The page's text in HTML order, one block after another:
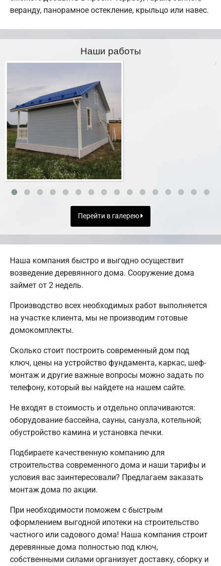
веранду, панорамное остекление, крыльцо или навес.
Наши работы
Перейти в галерею
Наша компания быстро и выгодно осуществит
возведение деревянного дома. Сооружение дома
займет от 2 недель.
Производство всех необходимых работ выполняется
на участке клиента, мы не производим готовые
домокомплекты.
Сколько стоит построить современный дом под
ключ, цены на устройство фундамента, каркас, шеф-
монтаж и другие важные вопросы можно задать по
телефону, который вы найдете на нашем сайте.
Не входят в стоимость и отдельно оплачиваются:
оборудование бассейна, сауны, санузла, котельной;
обустройство камина и установка печки.
Подбираете качественную компанию для
строительства современного дома и наши тарифы и
условия вас заинтересовали? Предлагаем заказать
монтаж дома по акции.
При необходимости поможем с быстрым
оформлением выгодной ипотеки на строительство
частного или садового дома! Наша компания строит
деревянные дома полностью под ключ,
собственными силами организует доставку, сборку и